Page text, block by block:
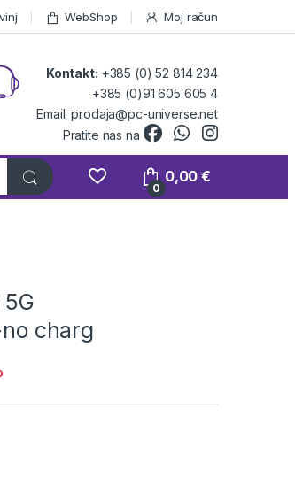
WebShop Moj račun
Kontakt: +385 (0) 52 814 234
+385 (0)91 605 605 4
Email: prodaja@pc-universe.net
Pratite nas na
0
0,00€
charg